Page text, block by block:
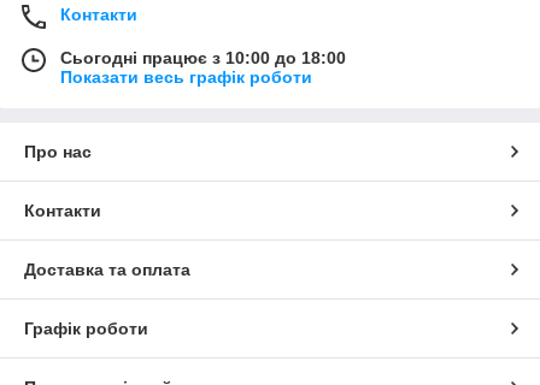
Контакти
Сьогодні працює з 10:00 до 18:00
Показати весь графік роботи
Про нас
Контакти
Доставка та оплата
Графік роботи